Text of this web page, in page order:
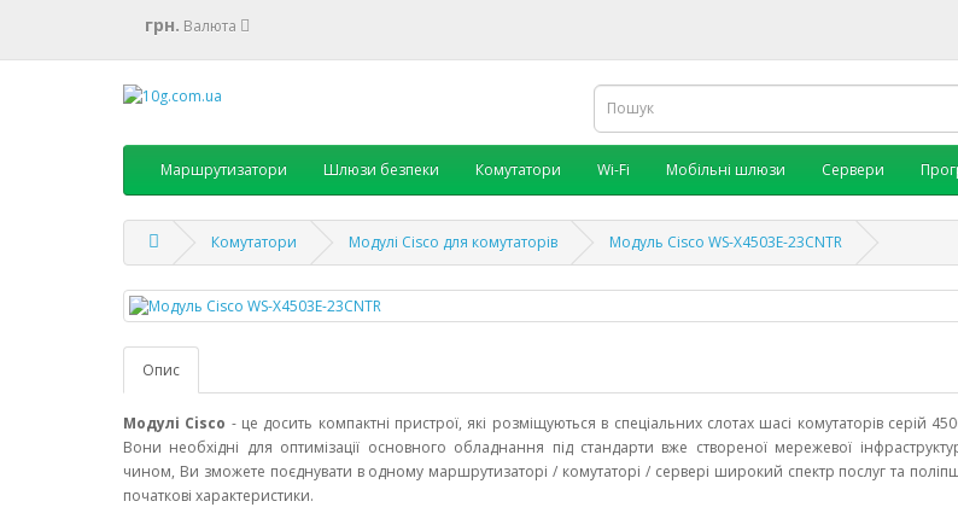
грн. Валюта
Маршрутизатори Шлюзи безпеки Комутатори Wi-Fi Мобільні шлюзи Сервери
Комутатори Модулі Cisco для комутаторів Модуль Cisco WS-X4503E-23CNTR
Опис
Модулі Cisco - це досить компактні пристрої, які розміщуються в спеціальних слотах шасі комутаторів серій
Вони необхідні для оптимізації основного обладнання під стандарти вже створеної мережевої
чином, Ви зможете поєднувати в одному маршрутизаторі / комутаторі / сервері широкий спектр послуг та
початкові характеристики.